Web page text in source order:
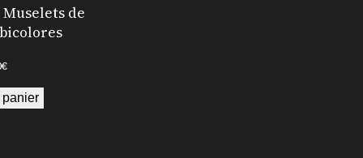
Muselets de
€